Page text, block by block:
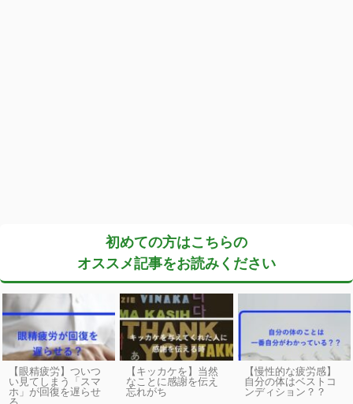
初めての方はこちらの
オススメ記事をお読みください
【眼精疲労】ついつ
い見てしまう「スマ
ホ」が回復を遅らせ
【キッカケを】当然
なことに感謝を伝え
忘れがち
【慢性的な疲労感】
自分の体はベストコ
ンディション？？